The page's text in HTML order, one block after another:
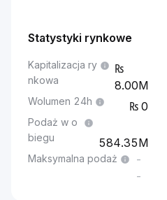
Statystyki rynkowe
Kapitalizacja ry
nkowa
8.00M
Wolumen 24h 0
Podaż w o
biegu
584.35M
Maksymalna podaż
-
-